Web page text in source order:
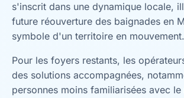
s'inscrit dans une dynamique locale,
future réouverture des baignades en
symbole d'un territoire en mouvement.
Pour les foyers restants, les
des solutions accompagnées,
personnes moins familiarisées avec le